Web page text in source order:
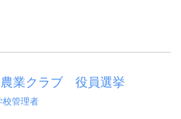
業クラブ 役員選挙
校管理者